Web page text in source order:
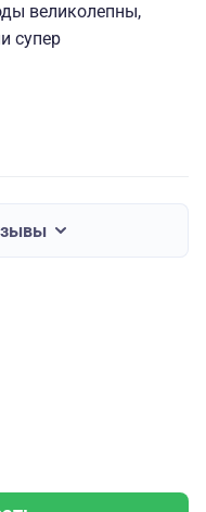
великолепны,
супер